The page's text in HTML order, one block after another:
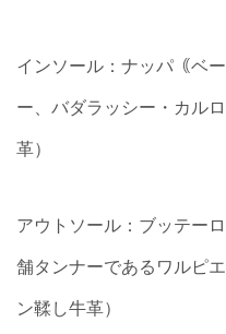
インソール：ナッパ｟ベ
ー、バダラッシー・カル
革）
アウトソール：ブッテー
舗タンナーであるワルピ
ン鞣し牛革）